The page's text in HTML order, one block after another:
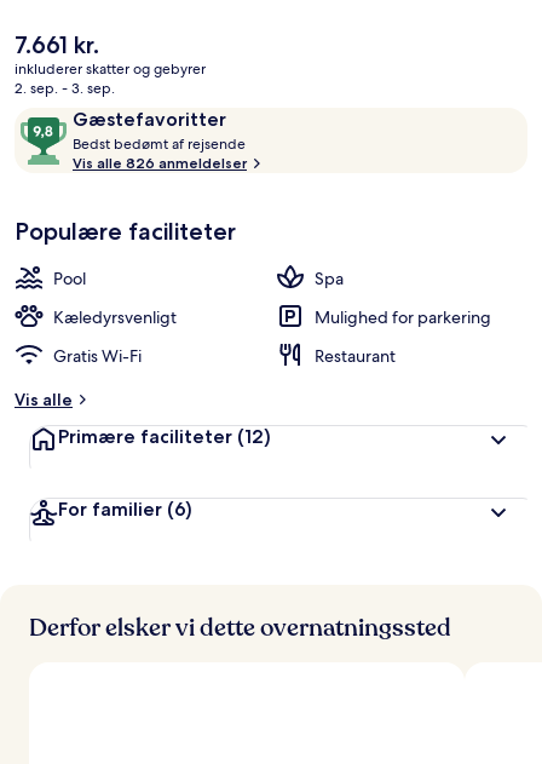
fitnesscenter er andre højdepunkter på dette hotel med
luksusfaciliteter. Rejsende er vilde med stedets hjælpsomme
personale.
Den
nuværende
pris
7.661 kr.
7.661 kr.
inkluderer skatter og gebyrer
2. sep. - 3. sep.
AnmeldelserGæstefavoritter
9,8
ud
af
Gæstefavoritter
Bedst bedømt af rejsende
e
a
f
d
e
Vis alle 826 anmeldelser
Populære faciliteter
Pool
Spa
Kæledyrsvenligt
Mulighed for parkering
Gratis Wi-Fi
Restaurant
Vis alle
Primære faciliteter (12)
For familier (6)
Derfor elsker vi dette overnatningssted